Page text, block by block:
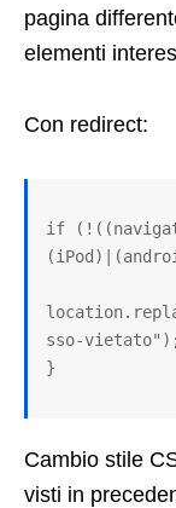
pagina
elementi
Con redirect:
if
sso-vietato");
}
Cambio stile
visti in